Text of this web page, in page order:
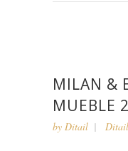
MILAN &
MUEBLE
by Ditail Ditail